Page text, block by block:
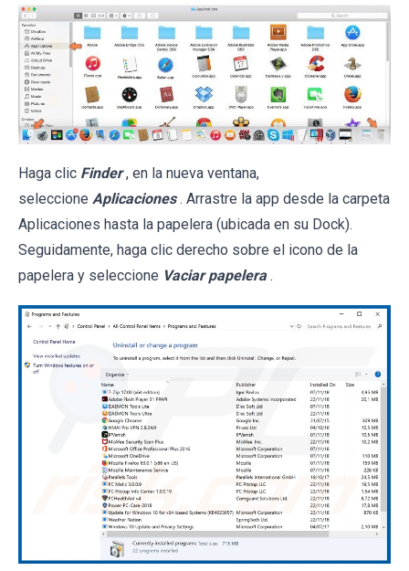
Haga clic Finder , en la nueva ventana,
seleccione Aplicaciones . Arrastre la app desde la carpeta
Aplicaciones hasta la papelera (ubicada en su Dock).
Seguidamente, haga clic derecho sobre el icono de la
papelera y seleccione Vaciar papelera .